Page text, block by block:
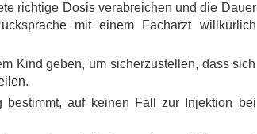
richtige Dosis verabreichen und die Dauer
mit einem Facharzt willkürlich
Kind geben, um sicherzustellen, dass sich
bestimmt, auf keinen Fall zur Injektion bei